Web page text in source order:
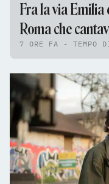
Fra la via Emilia
Roma che
7 ORE FA - TEMPO